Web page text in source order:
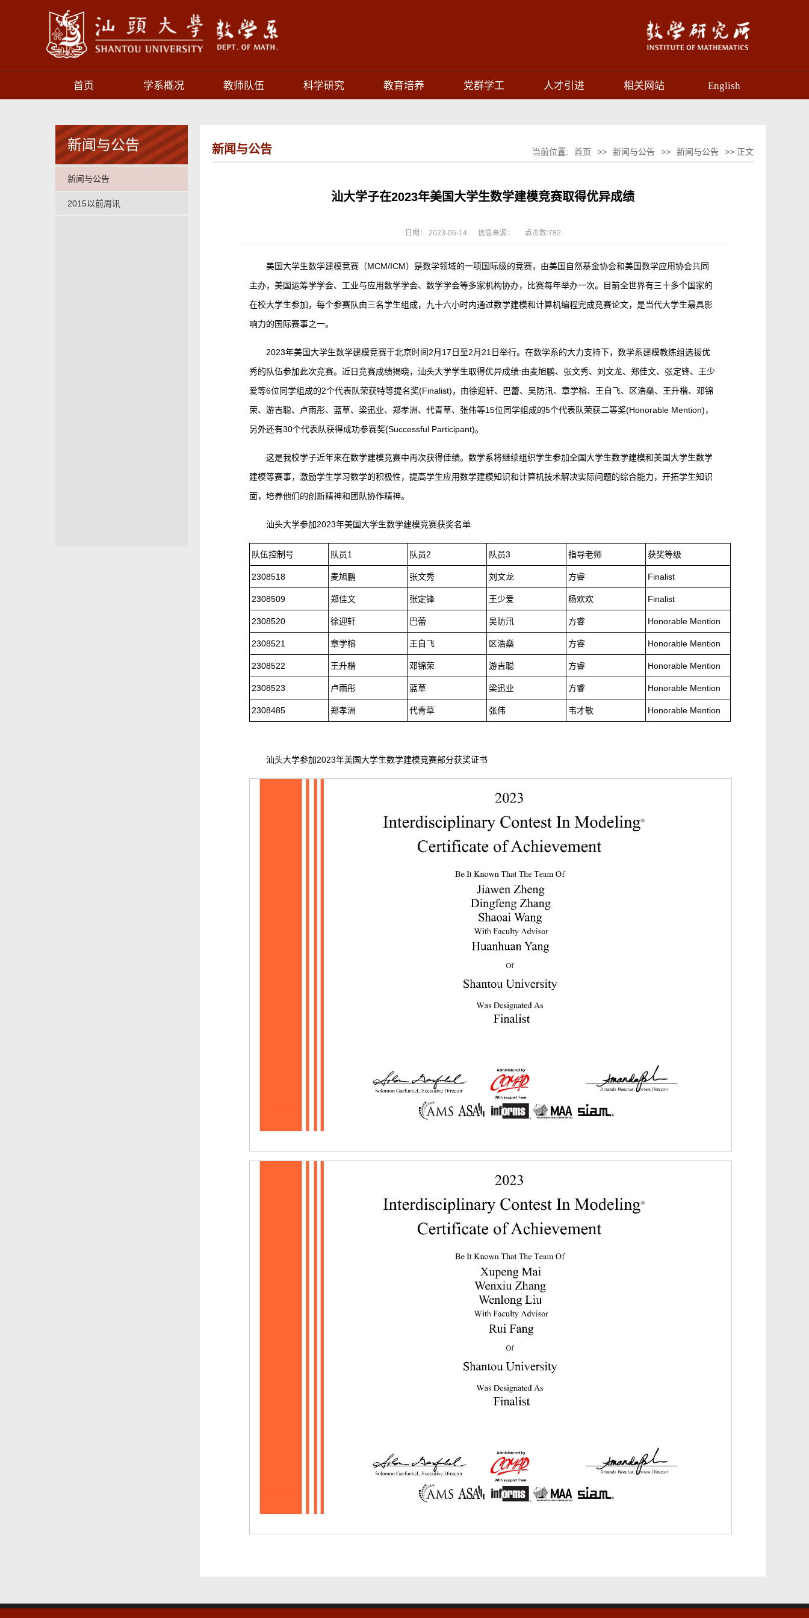
首页 学系概况 教师队伍 科学研究 教育培养 党群学工 人才引进 相关网站 English
新闻与公告
新闻与公告
2015以前周讯
新闻与公告 当前位置: 首页 >> 新闻与公告 >> 新闻与公告 >> 正文
​汕大学子在2023年美国大学生数学建模竞赛取得优异成绩
日期： 2023-06-14 信息来源： 点击数:782
美国大学生数学建模竞赛（MCM/ICM）是数学领域的一项国际级的竞赛，由美国自然基金协会和美国数学应用协会共同
主办，美国运筹学学会、工业与应用数学学会、数学学会等多家机构协办，比赛每年举办一次。目前全世界有三十多个国家的
在校大学生参加，每个参赛队由三名学生组成，九十六小时内通过数学建模和计算机编程完成竞赛论文，是当代大学生最具影
响力的国际赛事之一。
2023年美国大学生数学建模竞赛于北京时间2月17日至2月21日举行。在数学系的大力支持下，数学系建模教练组选拔优
秀的队伍参加此次竞赛。近日竞赛成绩揭晓，汕头大学学生取得优异成绩:由麦旭鹏、张文秀、刘文龙、郑佳文、张定锋、王少
爱等6位同学组成的2个代表队荣获特等提名奖(Finalist)，由徐迎轩、巴蕾、吴防汛、章学榕、王自飞、区浩燊、王升楷、邓锦
荣、游吉聪、卢雨彤、蓝草、梁迅业、郑孝洲、代青草、张伟等15位同学组成的5个代表队荣获二等奖(Honorable Mention)，
另外还有30个代表队获得成功参赛奖(Successful Participant)。
这是我校学子近年来在数学建模竞赛中再次获得佳绩。数学系将继续组织学生参加全国大学生数学建模和美国大学生数学
建模等赛事，激励学生学习数学的积极性，提高学生应用数学建模知识和计算机技术解决实际问题的综合能力，开拓学生知识
面，培养他们的创新精神和团队协作精神。
汕头大学参加2023年美国大学生数学建模竞赛获奖名单
队伍控制号 队员1 队员2 队员3 指导老师 获奖等级
2308518 麦旭鹏 张文秀 刘文龙 方睿 Finalist
2308509 郑佳文 张定锋 王少爱 杨欢欢 Finalist
2308520 徐迎轩 巴蕾 吴防汛 方睿 Honorable Mention
2308521 章学榕 王自飞 区浩燊 方睿 Honorable Mention
2308522 王升楷 邓锦荣 游吉聪 方睿 Honorable Mention
2308523 卢雨彤 蓝草 梁迅业 方睿 Honorable Mention
2308485 郑孝洲 代青草 张伟 韦才敏 Honorable Mention
汕头大学参加2023年美国大学生数学建模竞赛部分获奖证书